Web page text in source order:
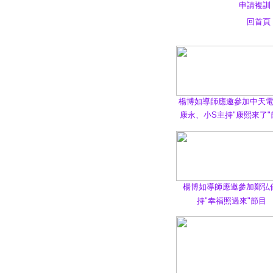
申請複訓
回首頁
楊博如導師應邀參加中天
康永、小S主持"康熙來了"
楊博如導師應邀參加鄭弘
持"幸福照過來"節目